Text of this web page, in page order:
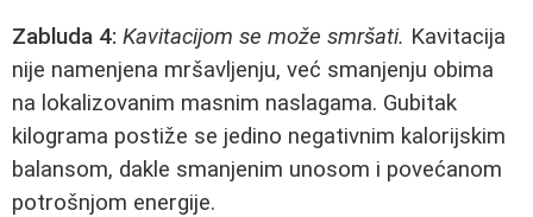
Zabluda 4: Kavitacijom se može smršati. Kavitacija
nije namenjena mršavljenju, već smanjenju obima
na lokalizovanim masnim naslagama. Gubitak
kilograma postiže se jedino negativnim kalorijskim
balansom, dakle smanjenim unosom i povećanom
potrošnjom energije.